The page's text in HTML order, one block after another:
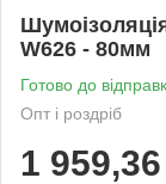
W626 - 80мм
Готово до
Опт і роздріб
1 959,36